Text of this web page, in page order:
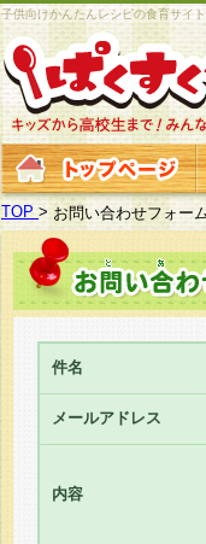
子供向けかんたんレシピの食育サイト
TOP >お問い合わせフォー
件名
メールアドレス
内容